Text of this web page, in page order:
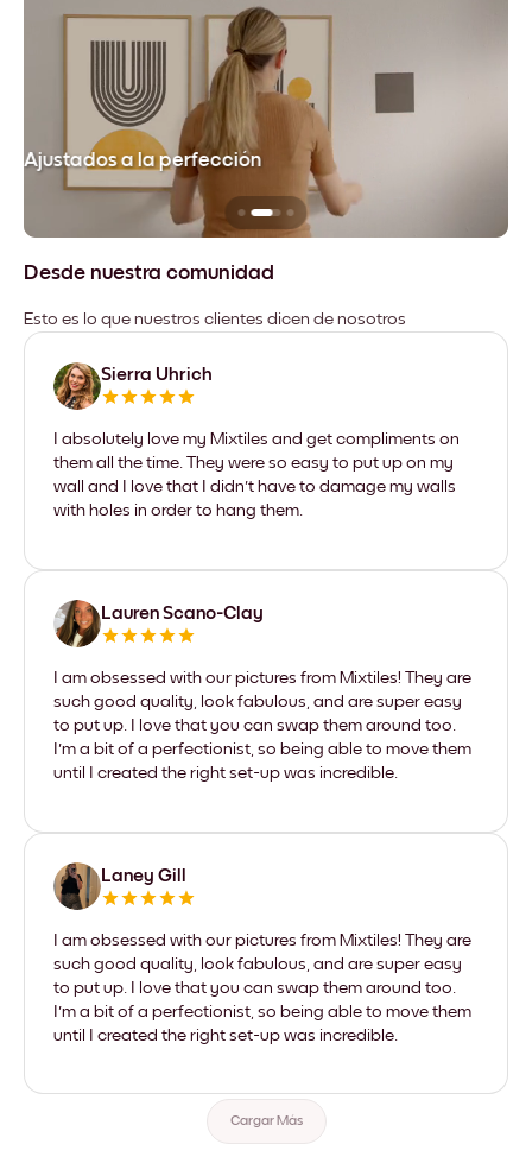
Ajustados a la perfección
Desde nuestra comunidad
Esto es lo que nuestros clientes dicen de nosotros
Sierra Uhrich
I absolutely love my Mixtiles and get compliments on
them all the time. They were so easy to put up on my
wall and I love that I didn't have to damage my walls
with holes in order to hang them.
Lauren Scano-Clay
I am obsessed with our pictures from Mixtiles! They are
such good quality, look fabulous, and are super easy
to put up. I love that you can swap them around too.
I'm a bit of a perfectionist, so being able to move them
until I created the right set-up was incredible.
Laney Gill
I am obsessed with our pictures from Mixtiles! They are
such good quality, look fabulous, and are super easy
to put up. I love that you can swap them around too.
I'm a bit of a perfectionist, so being able to move them
until I created the right set-up was incredible.
Cargar Más